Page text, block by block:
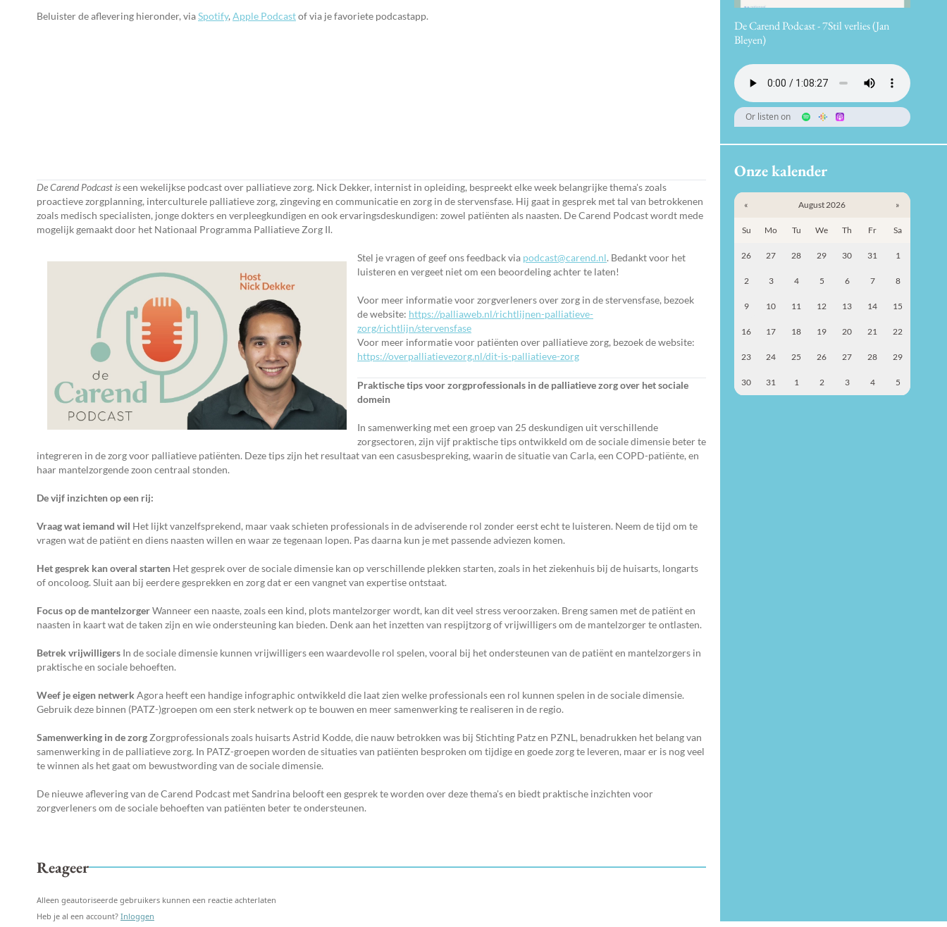
Beluister de aflevering hieronder, viaSpotify, Apple Podcastof via je favoriete podcastapp.
De Carend Podcast iseen wekelijkse podcast over palliatieve zorg. Nick Dekker, internist in opleiding, bespreekt elke week belangrijke thema's zoals
proactieve zorgplanning, interculturele palliatieve zorg, zingeving en communicatie en zorg in de stervensfase. Hij gaat in gesprek met tal van betrokkenen
zoals medisch specialisten, jonge dokters en verpleegkundigen en ook ervaringsdeskundigen: zowel patiënten als naasten. De Carend Podcast wordt mede
mogelijk gemaakt door het Nationaal Programma Palliatieve Zorg II.
Stel je vragen of geef ons feedback via podcast@carend.nl. Bedankt voor het
luisteren en vergeet niet om een beoordeling achter te laten!
Voor meer informatie voor zorgverleners over zorg in de stervensfase, bezoek
de website: https://palliaweb.nl/richtlijnen-palliatieve-
zorg/richtlijn/stervensfase
Voor meer informatie voor patiënten over palliatieve zorg, bezoek de website:
https://overpalliatievezorg.nl/dit-is-palliatieve-zorg
Praktische tips voor zorgprofessionals in de palliatieve zorg over het sociale
domein
In samenwerking met een groep van 25 deskundigen uit verschillende
zorgsectoren, zijn vijf praktische tips ontwikkeld om de sociale dimensie beter te
integreren in de zorg voor palliatieve patiënten. Deze tips zijn het resultaat van een casusbespreking, waarin de situatie van Carla, een COPD-patiënte, en
haar mantelzorgende zoon centraal stonden.
De vijf inzichten op een rij:
Vraag wat iemand wil Het lijkt vanzelfsprekend, maar vaak schieten professionals in de adviserende rol zonder eerst echt te luisteren. Neem de tijd om te
vragen wat de patiënt en diens naasten willen en waar ze tegenaan lopen. Pas daarna kun je met passende adviezen komen.
Het gesprek kan overal starten Het gesprek over de sociale dimensie kan op verschillende plekken starten, zoals in het ziekenhuis bij de huisarts, longarts
of oncoloog. Sluit aan bij eerdere gesprekken en zorg dat er een vangnet van expertise ontstaat.
Focus op de mantelzorgerWanneer een naaste, zoals een kind, plots mantelzorger wordt, kan dit veel stress veroorzaken. Breng samen met de patiënt en
naasten in kaart wat de taken zijn en wie ondersteuning kan bieden. Denk aan het inzetten van respijtzorg of vrijwilligers om de mantelzorger te ontlasten.
Betrek vrijwilligers In de sociale dimensie kunnen vrijwilligers een waardevolle rol spelen, vooral bij het ondersteunen van de patiënt en mantelzorgers in
praktische en sociale behoeften.
Weef je eigen netwerk Agora heeft een handige infographic ontwikkeld die laat zien welke professionals een rol kunnen spelen in de sociale dimensie.
Gebruik deze binnen (PATZ-)groepen om een sterk netwerk op te bouwen en meer samenwerking te realiseren in de regio.
Samenwerking in de zorg Zorgprofessionals zoals huisarts Astrid Kodde, die nauw betrokken was bij Stichting Patz en PZNL, benadrukken het belang van
samenwerking in de palliatieve zorg. In PATZ-groepen worden de situaties van patiënten besproken om tijdige en goede zorg te leveren, maar er is nog veel
te winnen als het gaat om bewustwording van de sociale dimensie.
De nieuwe aflevering van de Carend Podcast met Sandrina belooft een gesprek te worden over deze thema's en biedt praktische inzichten voor
zorgverleners om de sociale behoeften van patiënten beter te ondersteunen.
Reageer
Alleen geautoriseerde gebruikers kunnen een reactie achterlaten
Heb je al een account? Inloggen
De Carend Podcast - 7Stil verlies (Jan
Bleyen)
Or listen on
Onze kalender
« August 2026 »
Su Mo Tu We Th Fr Sa
26 27 28 29 30 31 1
2 3 4 5 6 7 8
9 10 11 12 13 14 15
16 17 18 19 20 21 22
23 24 25 26 27 28 29
30 31 1 2 3 4 5